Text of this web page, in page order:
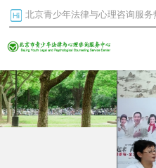
北京青少年法律与心理咨询服务